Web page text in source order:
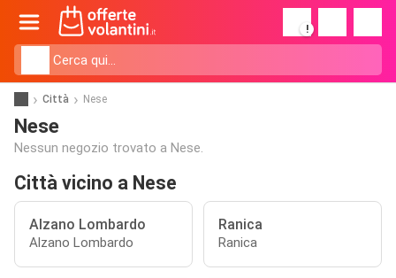
!
Città Nese
Nese
Nessun negozio trovato a Nese.
Città vicino a Nese
Alzano Lombardo
Alzano Lombardo
Ranica
Ranica